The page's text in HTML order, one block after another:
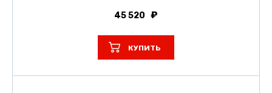
45 520
КУПИТЬ